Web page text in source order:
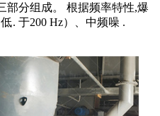
部分组成。 根据频率特性,爆
. 于200 Hz）、中频噪 .